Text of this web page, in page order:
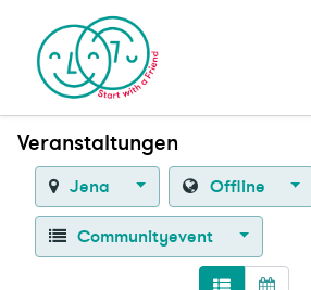
Veranstaltungen
Jena Offline
Communityevent